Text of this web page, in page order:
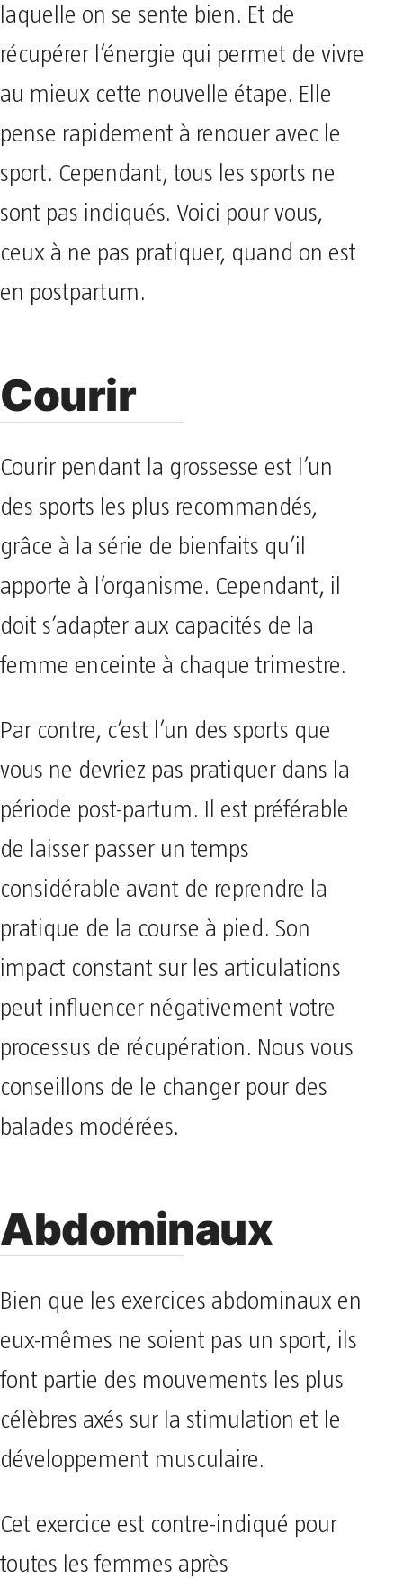
laquelle on se sente bien. Et de
récupérer l’énergie qui permet de vivre
au mieux cette nouvelle étape. Elle
pense rapidement à renouer avec le
sport. Cependant, tous les sports ne
sont pas indiqués. Voici pour vous,
ceux à ne pas pratiquer, quand on est
en postpartum.
Courir
Courir pendant la grossesse est l’un
des sports les plus recommandés,
grâce à la série de bienfaits qu’il
apporte à l’organisme. Cependant, il
doit s’adapter aux capacités de la
femme enceinte à chaque trimestre.
Par contre, c’est l’un des sports que
vous ne devriez pas pratiquer dans la
période post-partum. Il est préférable
de laisser passer un temps
considérable avant de reprendre la
pratique de la course à pied. Son
impact constant sur les articulations
peut influencer négativement votre
processus de récupération. Nous vous
conseillons de le changer pour des
balades modérées.
Abdominaux
Bien que les exercices abdominaux en
eux-mêmes ne soient pas un sport, ils
font partie des mouvements les plus
célèbres axés sur la stimulation et le
développement musculaire.
Cet exercice est contre-indiqué pour
toutes les femmes après